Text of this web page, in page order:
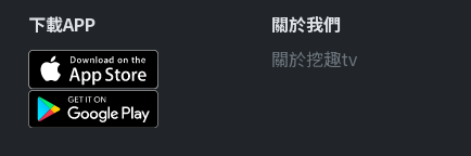
下載APP
關於我們
關於挖趣tv